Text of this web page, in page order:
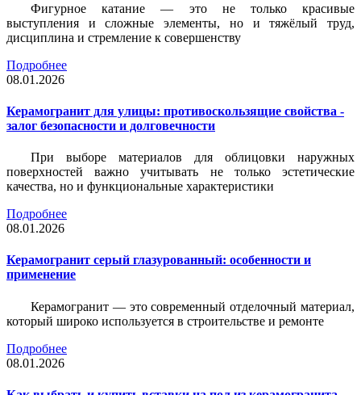
Фигурное катание — это не только красивые
выступления и сложные элементы, но и тяжёлый труд,
дисциплина и стремление к совершенству
Подробнее
08.01.2026
Керамогранит для улицы: противоскользящие свойства -
залог безопасности и долговечности
При выборе материалов для облицовки наружных
поверхностей важно учитывать не только эстетические
качества, но и функциональные характеристики
Подробнее
08.01.2026
Керамогранит серый глазурованный: особенности и
применение
Керамогранит — это современный отделочный материал,
который широко используется в строительстве и ремонте
Подробнее
08.01.2026